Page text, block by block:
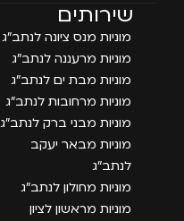
שירותים
מוניות מנס ציונה לנתב״ג
מוניות מרעננה לנתב״ג
מוניות מבת ים לנתב״ג
מוניות מרחובות לנתב״ג
מוניות מבני ברק לנתב״ג
מוניות מבאר יעקב
לנתב״ג
מוניות מחולון לנתב״ג
מוניות מראשון לציון